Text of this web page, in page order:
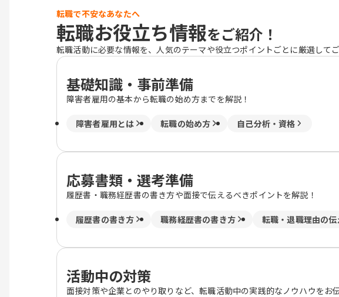
転職で不安なあなたへ
転職お役立ち情報をご紹介！
転職活動に必要な情報を、人気のテーマや役立つポイントごとに厳選してご
基礎知識・事前準備
障害者雇用の基本から転職の始め方までを解説！
障害者雇用とは 転職の始め方 自己分析・資格
応募書類・選考準備
履歴書・職務経歴書の書き方や面接で伝えるべきポイントを解説！
履歴書の書き方 職務経歴書の書き方 転職・退職理由の
活動中の対策
面接対策や企業とのやり取りなど、転職活動中の実践的なノウハウをお